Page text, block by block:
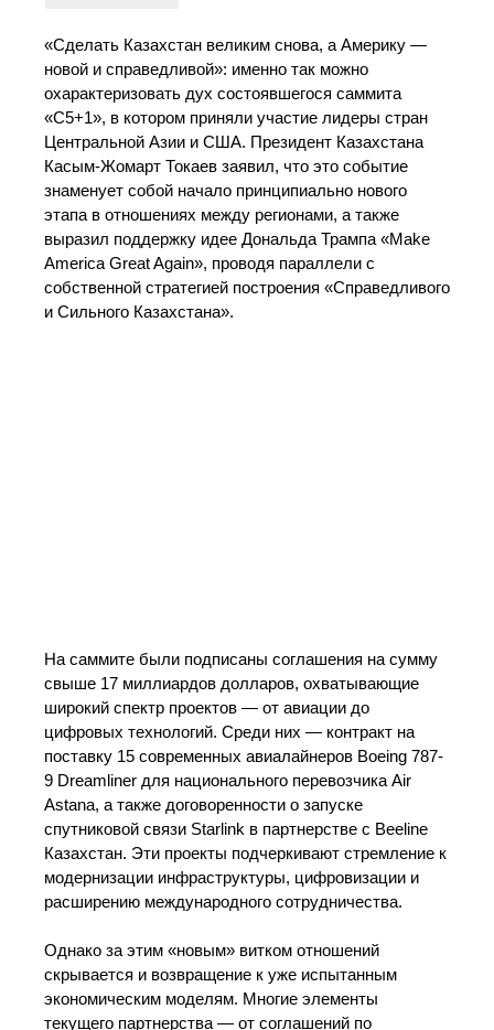
«Сделать Казахстан великим снова, а Америку —
новой и справедливой»: именно так можно
охарактеризовать дух состоявшегося саммита
«С5+1», в котором приняли участие лидеры стран
Центральной Азии и США. Президент Казахстана
Касым-Жомарт Токаев заявил, что это событие
знаменует собой начало принципиально нового
этапа в отношениях между регионами, а также
выразил поддержку идее Дональда Трампа «Make
America Great Again», проводя параллели с
собственной стратегией построения «Справедливого
и Сильного Казахстана».
На саммите были подписаны соглашения на сумму
свыше 17 миллиардов долларов, охватывающие
широкий спектр проектов — от авиации до
цифровых технологий. Среди них — контракт на
поставку 15 современных авиалайнеров Boeing 787-
9 Dreamliner для национального перевозчика Air
Astana, а также договоренности о запуске
спутниковой связи Starlink в партнерстве с Beeline
Казахстан. Эти проекты подчеркивают стремление к
модернизации инфраструктуры, цифровизации и
расширению международного сотрудничества.
Однако за этим «новым» витком отношений
скрывается и возвращение к уже испытанным
экономическим моделям. Многие элементы
текущего партнерства — от соглашений по